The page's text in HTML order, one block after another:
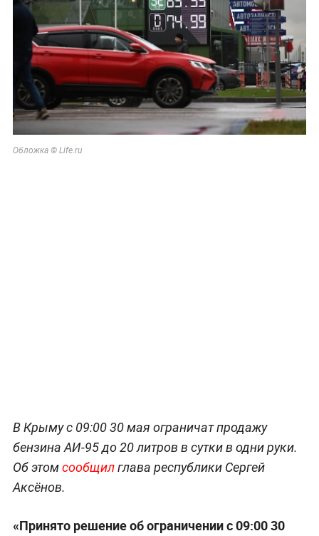
Обложка © Life.ru
В Крыму с 09:00 30 мая ограничат продажу
бензина АИ-95 до 20 литров в сутки в одни руки.
Об этомсообщилглава республики Сергей
Аксёнов.
«Принято решение об ограничении с 09:00 30